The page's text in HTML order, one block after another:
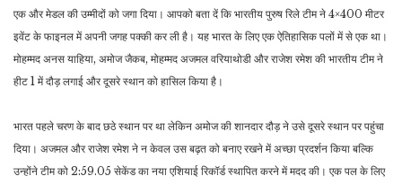
एक और मेडल की उम्मीदों को जगा दिया। आपको बता दें कि भारतीय पुरुष रिले टीम ने 4×400 मीटर
इवेंट के फाइनल में अपनी जगह पक्की कर ली है। यह भारत के लिए एक ऐतिहासिक पलों में से एक था।
मोहम्मद अनस याहिया, अमोज जैकब, मोहम्मद अजमल वरियाथोडी और राजेश रमेश की भारतीय टीम ने
हीट 1 में दौड़ लगाई और दूसरे स्थान को हासिल किया है।
भारत पहले चरण के बाद छठे स्थान पर था लेकिन अमोज की शानदार दौड़ ने उसे दूसरे स्थान पर पहुंचा
दिया। अजमल और राजेश रमेश ने न केवल उस बढ़त को बनाए रखने में अच्छा प्रदर्शन किया बल्कि
उन्होंने टीम को 2:59.05 सेकेंड का नया एशियाई रिकॉर्ड स्थापित करने में मदद की। एक पल के लिए